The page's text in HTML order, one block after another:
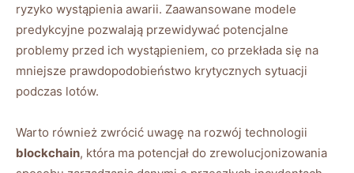
ryzyko wystąpienia awarii. Zaawansowane modele
predykcyjne ‌pozwalają przewidywać potencjalne
problemy przed ich ⁤wystąpieniem, co przekłada⁣ się na
mniejsze prawdopodobieństwo krytycznych sytuacji
podczas lotów.
Warto również zwrócić uwagę na rozwój technologii ⁣
blockchain, która ma potencjał do zrewolucjonizowania